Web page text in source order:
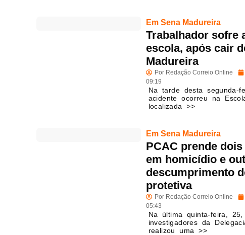
Em Sena Madureira
Trabalhador sofre
escola, após cair
Madureira
Por Redação Correio Online
09:19
Na tarde desta segunda-
acidente ocorreu na
localizada >>
Em Sena Madureira
PCAC prende
em homicídio e
descumprimento
protetiva
Por Redação Correio Online
05:43
Na última quinta-feira,
investigadores da
realizou uma >>